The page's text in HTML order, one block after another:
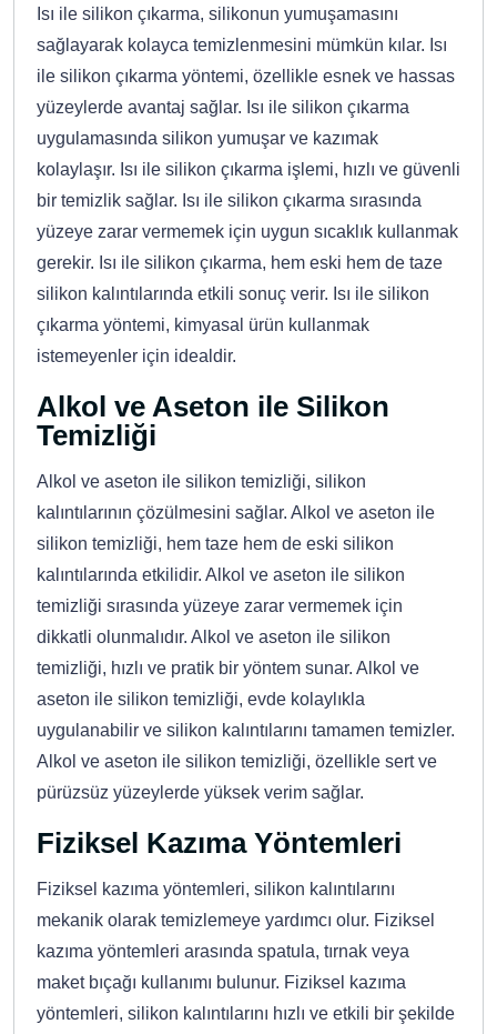
Isı ile silikon çıkarma, silikonun yumuşamasını
sağlayarak kolayca temizlenmesini mümkün kılar. Isı
ile silikon çıkarma yöntemi, özellikle esnek ve hassas
yüzeylerde avantaj sağlar. Isı ile silikon çıkarma
uygulamasında silikon yumuşar ve kazımak
kolaylaşır. Isı ile silikon çıkarma işlemi, hızlı ve güvenli
bir temizlik sağlar. Isı ile silikon çıkarma sırasında
yüzeye zarar vermemek için uygun sıcaklık kullanmak
gerekir. Isı ile silikon çıkarma, hem eski hem de taze
silikon kalıntılarında etkili sonuç verir. Isı ile silikon
çıkarma yöntemi, kimyasal ürün kullanmak
istemeyenler için idealdir.
Alkol ve Aseton ile Silikon
Temizliği
Alkol ve aseton ile silikon temizliği, silikon
kalıntılarının çözülmesini sağlar. Alkol ve aseton ile
silikon temizliği, hem taze hem de eski silikon
kalıntılarında etkilidir. Alkol ve aseton ile silikon
temizliği sırasında yüzeye zarar vermemek için
dikkatli olunmalıdır. Alkol ve aseton ile silikon
temizliği, hızlı ve pratik bir yöntem sunar. Alkol ve
aseton ile silikon temizliği, evde kolaylıkla
uygulanabilir ve silikon kalıntılarını tamamen temizler.
Alkol ve aseton ile silikon temizliği, özellikle sert ve
pürüzsüz yüzeylerde yüksek verim sağlar.
Fiziksel Kazıma Yöntemleri
Fiziksel kazıma yöntemleri, silikon kalıntılarını
mekanik olarak temizlemeye yardımcı olur. Fiziksel
kazıma yöntemleri arasında spatula, tırnak veya
maket bıçağı kullanımı bulunur. Fiziksel kazıma
yöntemleri, silikon kalıntılarını hızlı ve etkili bir şekilde